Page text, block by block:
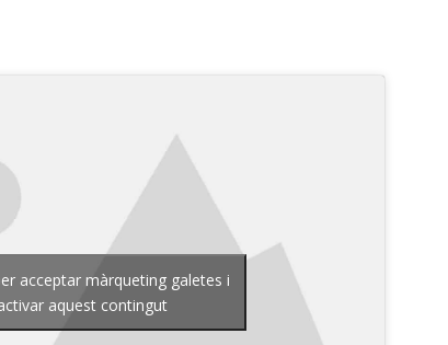
acceptar màrqueting galetes i
aquest contingut